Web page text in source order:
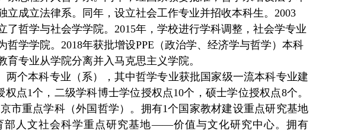
立成立法律系。同年，设立社会工作专业并招收本科生。2003
哲学与社会学学院。2015年，学校进行学科调整，社会学专业
学学院。2018年获批增设PPE（政治学、经济学与哲学）本科
育专业从学院分离并入马克思主义学院。
两个本科专业（系），其中哲学专业获批国家级一流本科专业建
点1个，二级学科博士学位授权点10个 ，硕士学位授权点8个。
市重点学科（外国哲学）。 拥有1个国家教材建设重点研究基地
人文社会科学重点研究基地——价值与文化研究中心。拥有